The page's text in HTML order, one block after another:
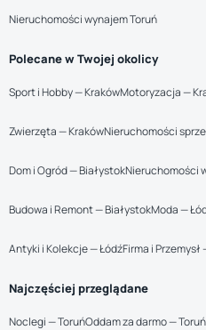
Nieruchomości wynajem Toruń
Polecane w Twojej okolicy
Sport i Hobby — KrakówMotoryzacja —
Zwierzęta — KrakówNieruchomości
Dom i Ogród — BiałystokNieruchomości
Budowa i Remont — BiałystokModa —
Antyki i Kolekcje — ŁódźFirma i Przemysł
Najczęściej przeglądane
Noclegi — ToruńOddam za darmo — Toruń